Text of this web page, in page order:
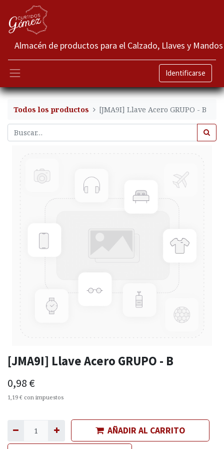
Almacén de productos para el Calzado, Llaves y Mandos
Identificarse
Todos los productos [JMA9I] Llave Acero GRUPO - B
[JMA9I] Llave Acero GRUPO - B
0,98 €
1,19 € con impuestos
AÑADIR AL CARRITO